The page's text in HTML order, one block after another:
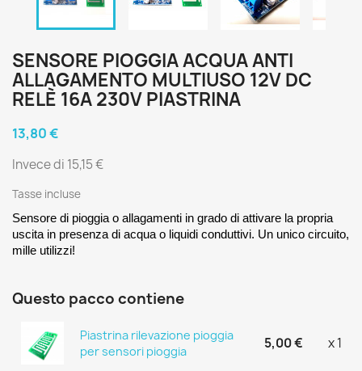
SENSORE PIOGGIA ACQUA ANTI
ALLAGAMENTO MULTIUSO 12V DC
RELÈ 16A 230V PIASTRINA
13,80 €
Invece di 15,15 €
Tasse incluse
Sensore di pioggia o allagamenti in grado di attivare la propria
uscita in presenza di acqua o liquidi conduttivi. Un unico circuito,
mille utilizzi!
Questo pacco contiene
Piastrina rilevazione pioggia
per sensori pioggia
5,00 € x 1